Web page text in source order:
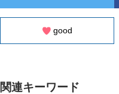
good
関連キーワード